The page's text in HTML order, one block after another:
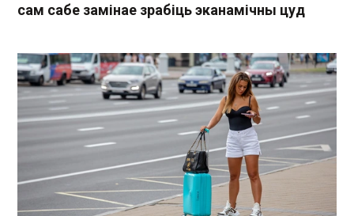
сам сабе замінае зрабіць эканамічны цуд